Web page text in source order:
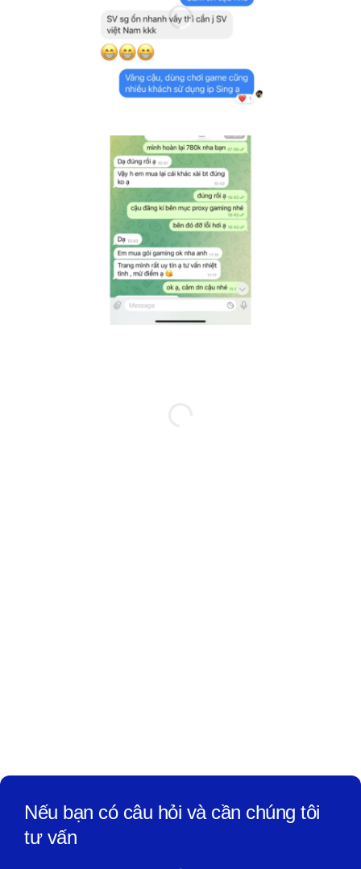
Nếu bạn có câu hỏi và cần chúng tôi
tư vấn